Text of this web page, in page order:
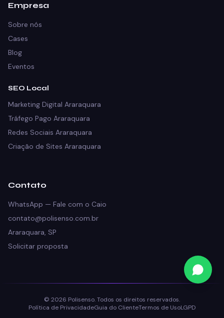
Empresa
Sobre nós
Cases
Blog
Eventos
SEO Local
Marketing Digital Araraquara
Tráfego Pago Araraquara
Redes Sociais Araraquara
Criação de Sites Araraquara
Contato
WhatsApp — Fale com o Caio
contato@polisenso.com.br
Araraquara, SP
Solicitar proposta
© 2026 Polisenso. Todos os direitos reservados.
Política de PrivacidadeGuia do ClienteTermos de UsoLGPD